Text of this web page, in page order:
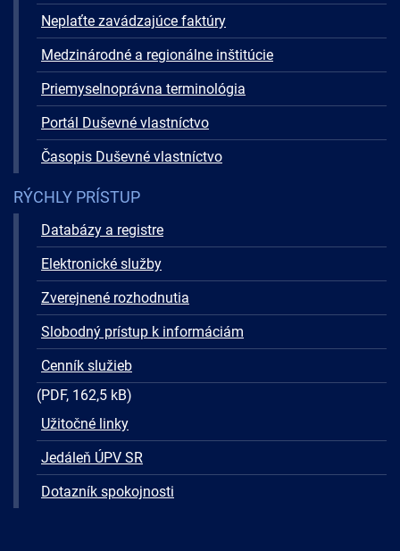
Neplaťte zavádzajúce faktúry
Medzinárodné a regionálne inštitúcie
Priemyselnoprávna terminológia
Portál Duševné vlastníctvo
Časopis Duševné vlastníctvo
RÝCHLY PRÍSTUP
Databázy a registre
Elektronické služby
Zverejnené rozhodnutia
Slobodný prístup k informáciám
Cenník služieb
(PDF, 162,5 kB)
Užitočné linky
Jedáleň ÚPV SR
Dotazník spokojnosti